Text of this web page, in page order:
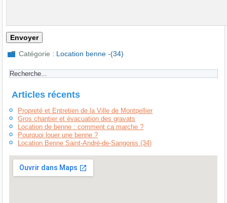
Catégorie : Location benne -(34)
Articles récents
Propreté et Entretien de la Ville de Montpellier
Gros chantier et évacuation des gravats
Location de benne : comment ca marche ?
Pourquoi louer une benne ?
Location Benne Saint-André-de-Sangonis (34)